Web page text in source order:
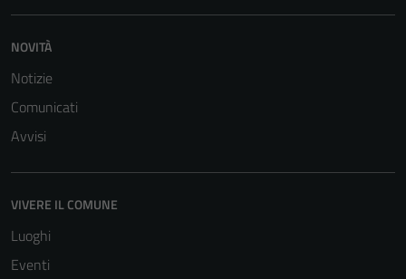
NOVITÀ
Notizie
Comunicati
Avvisi
VIVERE IL COMUNE
Luoghi
Eventi